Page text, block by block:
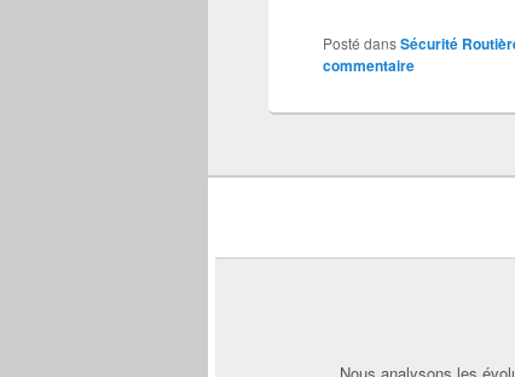
Posté dansSécurité
commentaire